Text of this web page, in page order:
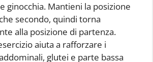
ginocchia. Mantieni la posizione
secondo, quindi torna
alla posizione di partenza.
aiuta a rafforzare i
glutei e parte bassa